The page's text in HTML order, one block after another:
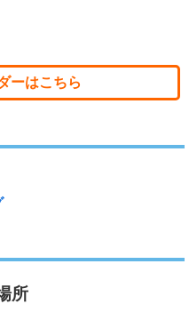
ーはこちら
所